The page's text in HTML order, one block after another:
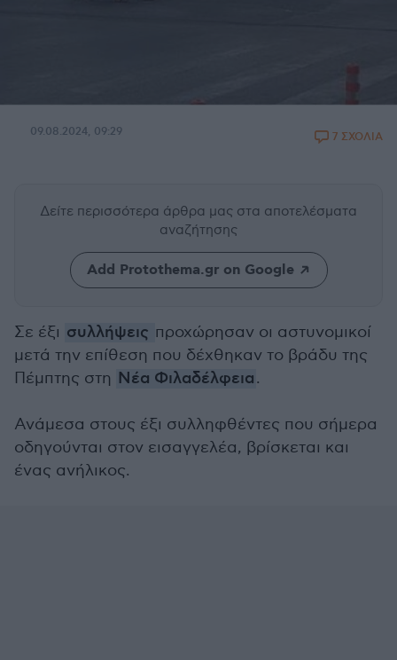
09.08.2024, 09:29 7 ΣΧΟΛΙΑ
Δείτε περισσότερα άρθρα μας στα αποτελέσματα
αναζήτησης
Add Protothema.gr on Google
Σε έξι συλλήψεις προχώρησαν οι αστυνομικοί
μετά την επίθεση που δέχθηκαν το βράδυ της
Πέμπτης στη Νέα Φιλαδέλφεια.
Ανάμεσα στους έξι συλληφθέντες που σήμερα
οδηγούνται στον εισαγγελέα, βρίσκεται και
ένας ανήλικος.